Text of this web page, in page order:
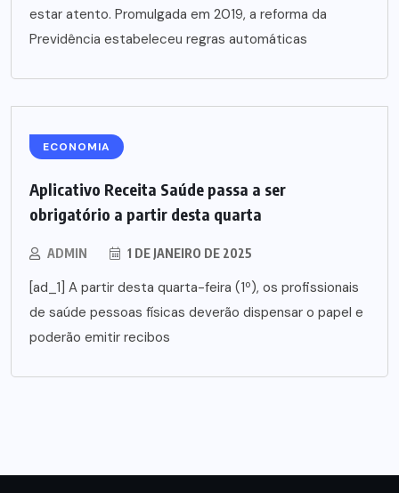
estar atento. Promulgada em 2019, a reforma da
Previdência estabeleceu regras automáticas
ECONOMIA
Aplicativo Receita Saúde passa a ser
obrigatório a partir desta quarta
ADMIN 1 DE JANEIRO DE 2025
[ad_1] A partir desta quarta-feira (1º), os profissionais
de saúde pessoas físicas deverão dispensar o papel e
poderão emitir recibos